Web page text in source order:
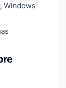
Windows